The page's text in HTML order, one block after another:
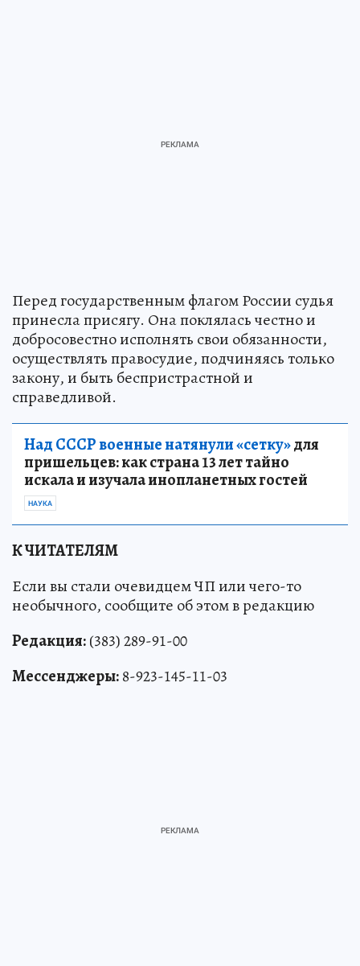
Перед государственным флагом России судья
принесла присягу. Она поклялась честно и
добросовестно исполнять свои обязанности,
осуществлять правосудие, подчиняясь только
закону, и быть беспристрастной и
справедливой.
Над СССР военные натянули «сетку»для
пришельцев: как страна 13 лет тайно
искала и изучала инопланетных гостей
НАУКА
К ЧИТАТЕЛЯМ
Если вы стали очевидцем ЧП или чего-то
необычного, сообщите об этом в редакцию
Редакция:(383) 289-91-00
Мессенджеры:8-923-145-11-03